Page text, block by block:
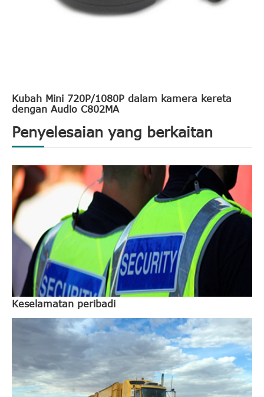
Kubah Mini 720P/1080P dalam kamera kereta
dengan Audio C802MA
Penyelesaian yang berkaitan
Keselamatan peribadi